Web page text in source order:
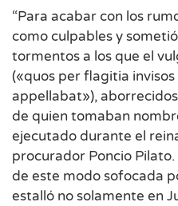
“Para acabar con los
como culpables y
tormentos a los que el
(«quos per flagitia
appellabat»),
de quien tomaban
ejecutado durante el
procurador Poncio
de este modo sofocada
estalló no solamente en